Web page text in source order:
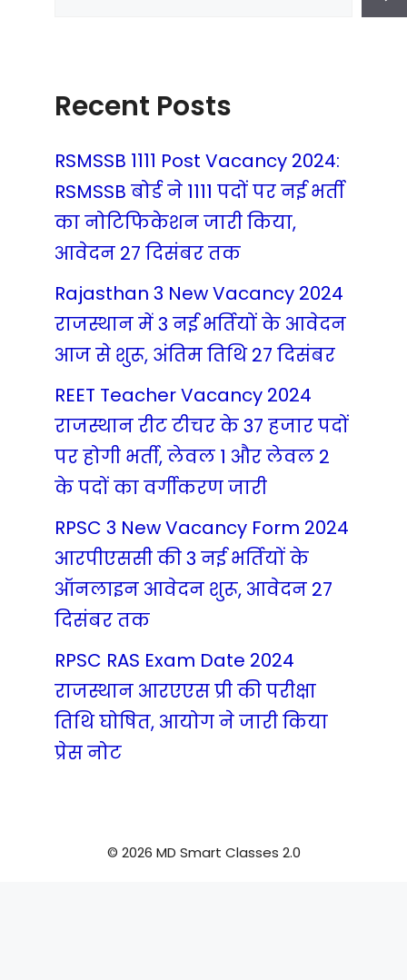
Recent Posts
RSMSSB 1111 Post Vacancy 2024:
RSMSSB बोर्ड ने 1111 पदों पर नई भर्ती
का नोटिफिकेशन जारी किया,
आवेदन 27 दिसंबर तक
Rajasthan 3 New Vacancy 2024
राजस्थान में 3 नई भर्तियों के आवेदन
आज से शुरू, अंतिम तिथि 27 दिसंबर
REET Teacher Vacancy 2024
राजस्थान रीट टीचर के 37 हजार पदों
पर होगी भर्ती, लेवल 1 और लेवल 2
के पदों का वर्गीकरण जारी
RPSC 3 New Vacancy Form 2024
आरपीएससी की 3 नई भर्तियों के
ऑनलाइन आवेदन शुरू, आवेदन 27
दिसंबर तक
RPSC RAS Exam Date 2024
राजस्थान आरएएस प्री की परीक्षा
तिथि घोषित, आयोग ने जारी किया
प्रेस नोट
© 2026 MD Smart Classes 2.0